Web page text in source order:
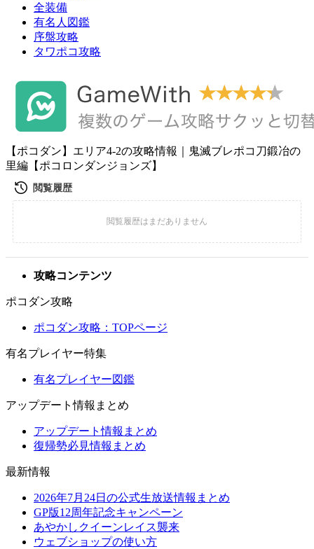
全装備
有名人図鑑
序盤攻略
タワポコ攻略
【ポコダン】エリア4-2の攻略情報｜鬼滅ブレポコ刀鍛冶の
里編【ポコロンダンジョンズ】
攻略コンテンツ
ポコダン攻略
ポコダン攻略：TOPページ
有名プレイヤー特集
有名プレイヤー図鑑
アップデート情報まとめ
アップデート情報まとめ
復帰勢必見情報まとめ
最新情報
2026年7月24日の公式生放送情報まとめ
GP版12周年記念キャンペーン
あやかしクイーンレイス襲来
ウェブショップの使い方